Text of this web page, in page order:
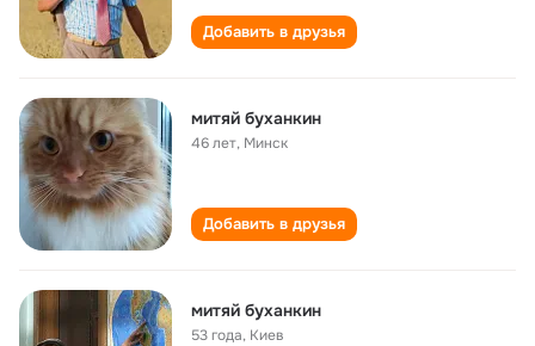
Добавить в друзья
митяй буханкин
46 лет, Минск
Добавить в друзья
митяй буханкин
53 года, Киев